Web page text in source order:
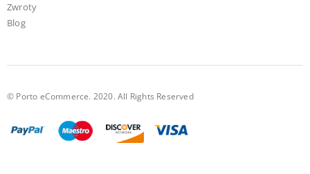
Zwroty
Blog
© Porto eCommerce. 2020. All Rights Reserved